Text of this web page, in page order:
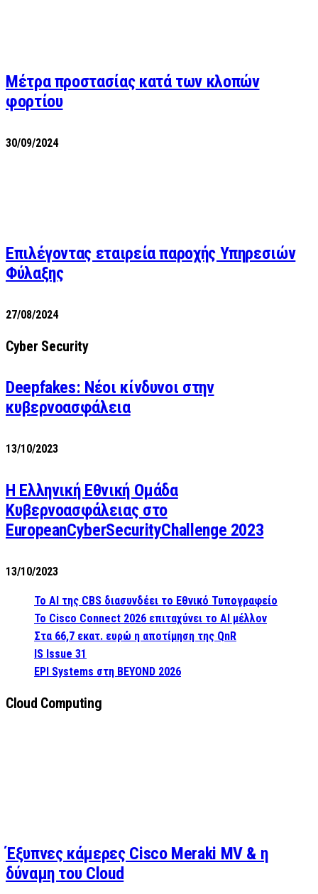
Μέτρα προστασίας κατά των κλοπών
φορτίου
30/09/2024
Επιλέγοντας εταιρεία παροχής Υπηρεσιών
Φύλαξης
27/08/2024
Cyber Security
Deepfakes: Νέοι κίνδυνοι στην
κυβερνοασφάλεια
13/10/2023
Η Ελληνική Εθνική Ομάδα
Κυβερνοασφάλειας στο
EuropeanCyberSecurityChallenge 2023
13/10/2023
Το AI της CBS διασυνδέει το Εθνικό Τυπογραφείο
Το Cisco Connect 2026 επιταχύνει το AI μέλλον
Στα 66,7 εκατ. ευρώ η αποτίμηση της QnR
IS Issue 31
EPI Systems στη BEYOND 2026
Cloud Computing
Έξυπνες κάμερες Cisco Meraki MV & η
δύναμη του Cloud